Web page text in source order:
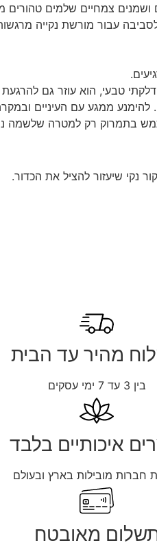
צמחיים שלמים טהורים
עבור מורשת נקייה
להימנע ממגע עם העיניים
בתמרוק רק למטרה שלשמה
מהיר עד הבית
בין 3 עד 7 ימי עסקים
איכותיים בלבד
חברות מובילות בארץ ובעולם
מאובטח